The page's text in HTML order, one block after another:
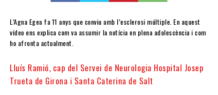
L’Agna Egea fa 11 anys que conviu amb l’esclerosi múltiple. En aquest
vídeo ens explica com va assumir la notícia en plena adolescència i com
ho afronta actualment.
Lluís Ramió, cap del Servei de Neurologia Hospital Josep
Trueta de Girona i Santa Caterina de Salt